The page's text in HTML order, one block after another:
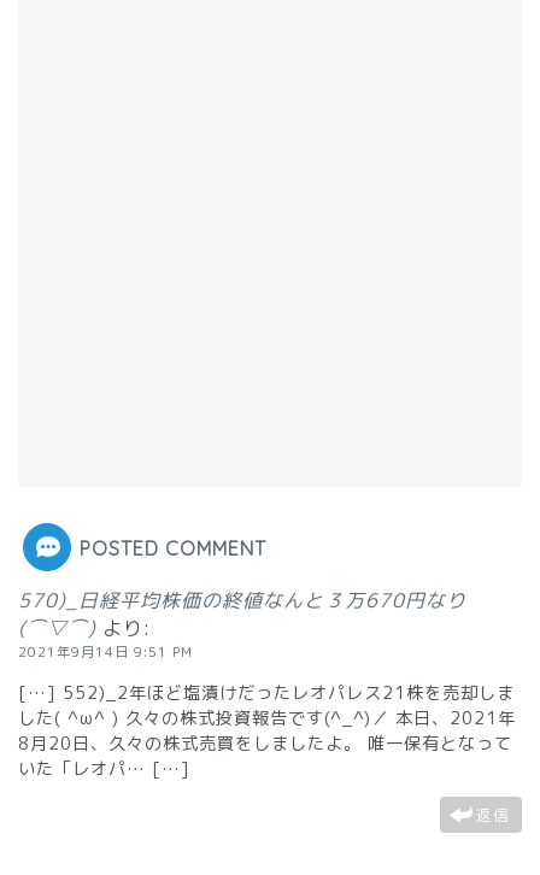
POSTED COMMENT
570)_日経平均株価の終値なんと３万670円なり
(⌒▽⌒) より:
2021年9月14日 9:51 PM
[…] 552)_2年ほど塩漬けだったレオパレス21株を売却しま
した( ^ω^ ) 久々の株式投資報告です(^_^)／ 本日、2021年
8月20日、久々の株式売買をしましたよ。 唯一保有となって
いた「レオパ… […]
返信